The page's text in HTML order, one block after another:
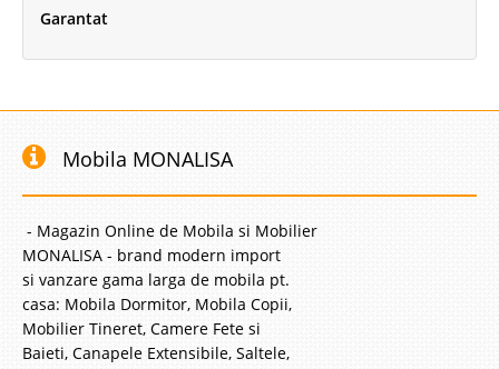
Garantat
Mobila MONALISA
- Magazin Online de Mobila si Mobilier
MONALISA - brand modern import
si vanzare gama larga de mobila pt.
casa: Mobila Dormitor, Mobila Copii,
Mobilier Tineret, Camere Fete si
Baieti, Canapele Extensibile, Saltele,